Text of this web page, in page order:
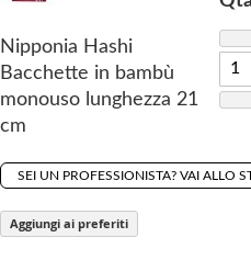
a
l
l
e
r
y
Nipponia Hashi
Bacchette in bambù
monouso lunghezza 21
cm
SEI UN PROFESSIONISTA? VAI ALLO
Aggiungi ai preferiti